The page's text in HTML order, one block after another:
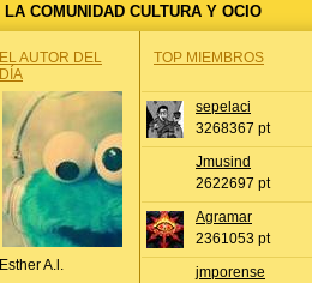
LA COMUNIDAD CULTURA Y OCIO
EL AUTOR DEL
DÍA
Esther A.l.
TOP MIEMBROS
sepelaci
3268367 pt
Jmusind
2622697 pt
Agramar
2361053 pt
jmporense